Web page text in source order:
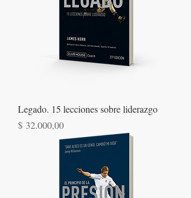
Legado. 15 lecciones sobre liderazgo
Precio
$ 32.000,00